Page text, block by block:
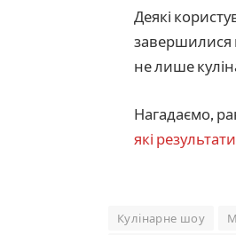
Деякі
завершилися
не лише
Нагадаємо,
які
Кулінарне шоу